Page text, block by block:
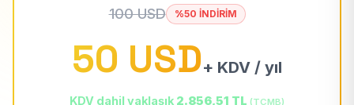
100 USD %50 İNDİRİM
50 USD+ KDV / yıl
KDV dahil yaklaşık 2.856,51 TL (TCMB)